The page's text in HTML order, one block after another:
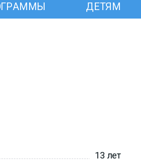
ДЕТЯМ
13 лет